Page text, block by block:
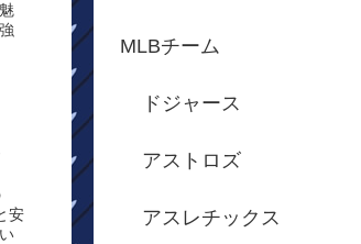
安
MLBチーム
ドジャース
アストロズ
アスレチックス